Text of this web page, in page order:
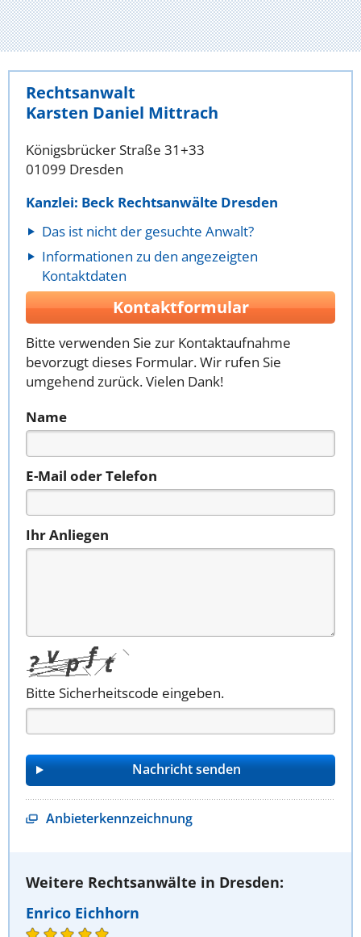
Rechtsanwalt
Karsten Daniel Mittrach
Königsbrücker Straße 31+33
01099 Dresden
Kanzlei: Beck Rechtsanwälte Dresden
Das ist nicht der gesuchte Anwalt?
Informationen zu den angezeigten
Kontaktdaten
Kontaktformular
Bitte verwenden Sie zur Kontaktaufnahme
bevorzugt dieses Formular. Wir rufen Sie
umgehend zurück. Vielen Dank!
Name
E-Mail oder Telefon
Ihr Anliegen
Bitte Sicherheitscode eingeben.
Anbieterkennzeichnung
Weitere Rechtsanwälte in Dresden:
Enrico Eichhorn